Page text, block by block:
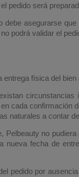
pedido será
debe asegurarse
podrá validar el
física del
cada confirmación
naturales a contar
Pelbeauty no
nueva fecha de
pedido por